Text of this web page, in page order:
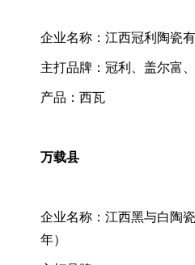
企业名称：江西冠利陶瓷
主打品牌：冠利、盖尔富
产品：西瓦
万载县
企业名称：江西黑与白陶
年）